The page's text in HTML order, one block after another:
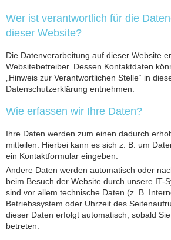
Wer ist verantwortlich für die
dieser Website?
Die Datenverarbeitung auf dieser Website
Websitebetreiber. Dessen Kontaktdaten
„Hinweis zur Verantwortlichen Stelle“ in
Datenschutzerklärung entnehmen.
Wie erfassen wir Ihre Daten?
Ihre Daten werden zum einen dadurch
mitteilen. Hierbei kann es sich z. B. um
ein Kontaktformular eingeben.
Andere Daten werden automatisch oder
beim Besuch der Website durch unsere IT-
sind vor allem technische Daten (z. B.
Betriebssystem oder Uhrzeit des
dieser Daten erfolgt automatisch, sobald
betreten.